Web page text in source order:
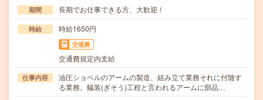
期間 長期でお仕事できる方、大歓迎！
時給 時給1650円
交通費
交通費規定内支給
仕事内容
油圧ショベルのアームの製造、組み立て業務それに付随す
る業務。艤装(ぎそう)工程と言われるアームに部品…